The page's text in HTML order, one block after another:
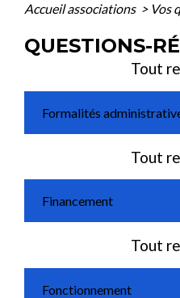
Accueil associations > Vos
QUESTIONS-
Tout
Formalités
Tout
Financement
Tout
Fonctionnement